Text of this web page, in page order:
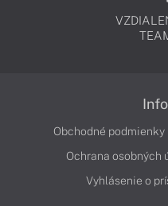
Obchodné podmienky
Ochrana osobných
Vyhlásenie o